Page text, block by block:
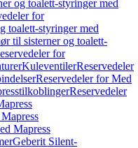
og toalett-styringer med
for
toalett-styringer med
til sisterner og toalett-
for
KuleventilerReservedeler
Reservedeler for Med
Reservedeler
Mapress
Geberit Silent-